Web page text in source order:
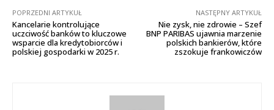
POPRZEDNI ARTYKUŁ
Kancelarie kontrolujące
uczciwość banków to kluczowe
wsparcie dla kredytobiorców i
polskiej gospodarki w 2025 r.
NASTĘPNY ARTYKUŁ
Nie zysk, nie zdrowie – Szef
BNP PARIBAS ujawnia marzenie
polskich bankierów, które
zszokuje frankowiczów